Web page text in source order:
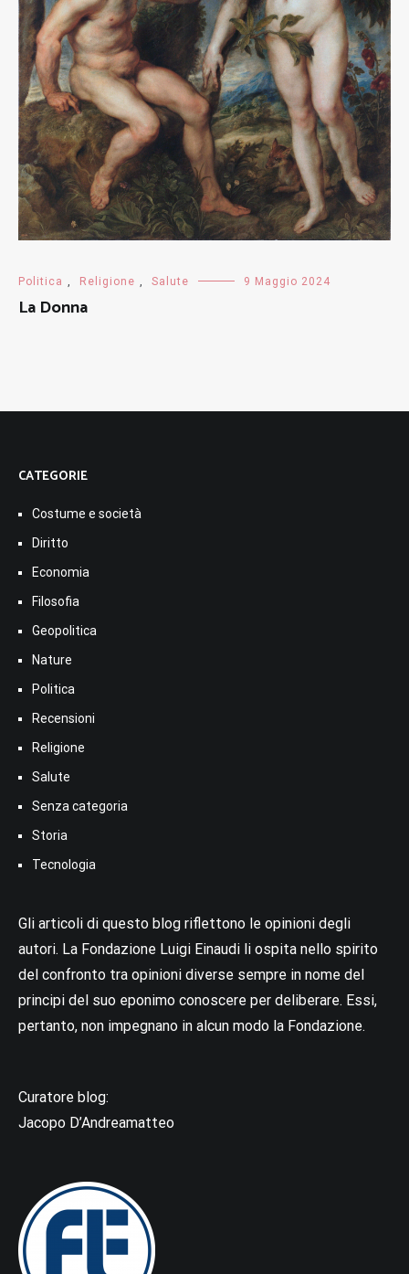
Politica Religione Salute 9 Maggio 2024
La Donna
CATEGORIE
Costume e società
Diritto
Economia
Filosofia
Geopolitica
Nature
Politica
Recensioni
Religione
Salute
Senza categoria
Storia
Tecnologia
Gli articoli di questo blog riflettono le opinioni degli
autori. La Fondazione Luigi Einaudi li ospita nello spirito
del confronto tra opinioni diverse sempre in nome del
principi del suo eponimo conoscere per deliberare. Essi,
pertanto, non impegnano in alcun modo la Fondazione.
Curatore blog:
Jacopo D’Andreamatteo